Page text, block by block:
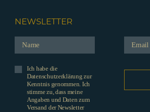
NEWSLETTER
Ich habe die
Datenschutzerklärung zur
Kenntnis genommen. Ich
stimme zu, dass meine
Angaben und Daten zum
Versand der Newsletter